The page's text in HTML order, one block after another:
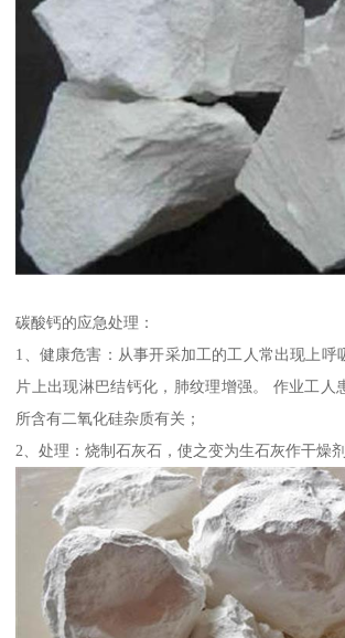
碳酸钙的应急处理：
1、健康危害：从事开采加工的工人常出现上呼
片上出现淋巴结钙化，肺纹理增强。 作业工人
所含有二氧化硅杂质有关；
2、处理：烧制石灰石，使之变为生石灰作干燥剂